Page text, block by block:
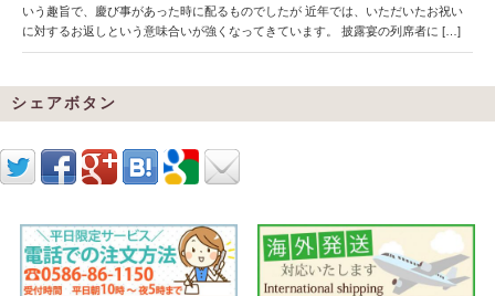
いう趣旨で、慶び事があった時に配るものでしたが 近年では、いただいたお祝い
に対するお返しという意味合いが強くなってきています。 披露宴の列席者に […]
シェアボタン